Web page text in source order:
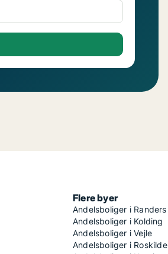
Flere byer
Andelsboliger i Randers
Andelsboliger i Kolding
Andelsboliger i Vejle
Andelsboliger i Roskilde